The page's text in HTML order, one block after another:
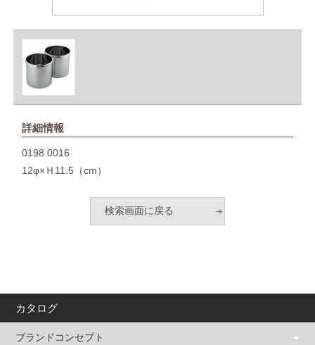
詳細情報
0198 0016
12φ×Ｈ11.5（cm）
カタログ
ブランドコンセプト